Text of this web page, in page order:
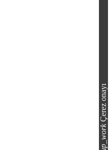
Çerez onayı